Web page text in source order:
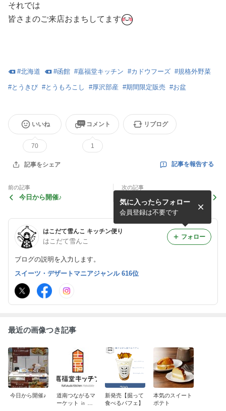
それでは
皆さまのご来店おまちしてます
#北海道 #函館 #嘉福堂キッチン #カドウフーズ #規格外野菜
#とうきび #とうもろこし #厚沢部産 #期間限定販売 #お盆
いいね
70
コメント
1
リブログ
記事をシェア 記事を報告する
前の記事
今日から開催♪
次の記事
道南つながるマーケット ㏌
函館蔦谷書店 7月12日
はこだて雪んこ キッチン便り
はこだて雪んこ
ブログの説明を入力します。
気に入ったらフォロー
会員登録は不要です
フォロー
スイーツ・デザートマニアジャンル 616位
最近の画像つき記事
今日から開催♪
道南つながるマ
ーケット ㏌ 函
新発売【掘って
食べるパフェ】
本気のスイート
ポテト